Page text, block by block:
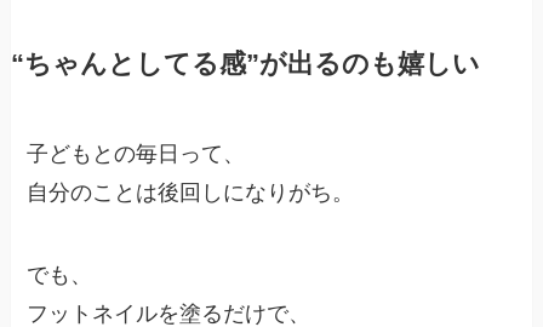
“ちゃんとしてる感”が出るのも嬉しい
子どもとの毎日って、
自分のことは後回しになりがち。
でも、
フットネイルを塗るだけで、